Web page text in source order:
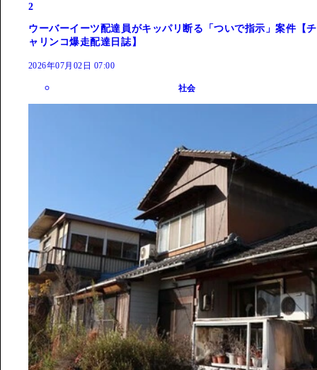
2
ウーバーイーツ配達員がキッパリ断る「ついで指示」案件【チ
ャリンコ爆走配達日誌】
2026年07月02日 07:00
社会